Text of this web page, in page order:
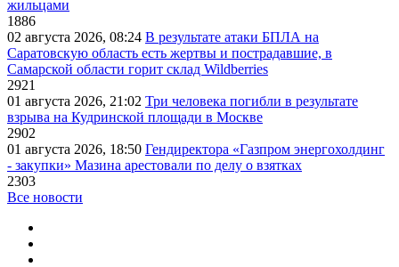
жильцами
1886
02 августа 2026, 08:24 В результате атаки БПЛА на
Саратовскую область есть жертвы и пострадавшие, в
Самарской области горит склад Wildberries
2921
01 августа 2026, 21:02 Три человека погибли в результате
взрыва на Кудринской площади в Москве
2902
01 августа 2026, 18:50 Гендиректора «Газпром энергохолдинг
- закупки» Мазина арестовали по делу о взятках
2303
Все новости